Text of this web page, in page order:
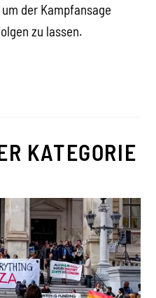
der Kampfansage
zu lassen.
KATEGORIE